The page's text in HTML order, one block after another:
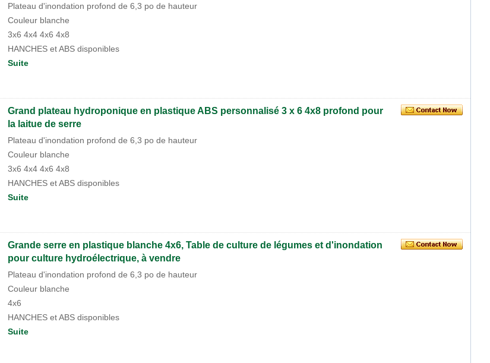
Plateau d'inondation profond de 6,3 po de hauteur
Couleur blanche
3x6 4x4 4x6 4x8
HANCHES et ABS disponibles
Suite
Grand plateau hydroponique en plastique ABS personnalisé 3 x 6 4x8 profond pour
la laitue de serre
Plateau d'inondation profond de 6,3 po de hauteur
Couleur blanche
3x6 4x4 4x6 4x8
HANCHES et ABS disponibles
Suite
Grande serre en plastique blanche 4x6, Table de culture de légumes et d'inondation
pour culture hydroélectrique, à vendre
Plateau d'inondation profond de 6,3 po de hauteur
Couleur blanche
4x6
HANCHES et ABS disponibles
Suite